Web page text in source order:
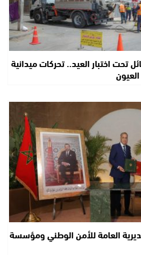
تحت اختبار العيد.. تحركات ميدانية
العامة للأمن الوطني ومؤسسة